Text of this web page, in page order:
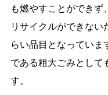
も燃やすことができ
リサイクルができな
らい品目となってい
である粗大ごみとし
す。